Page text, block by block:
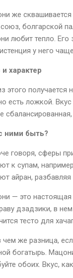
же
болгарской
любит тепло. Его
у него
и характер
этого
есть ложкой.
ними быть?
говоря, сферы
к супам,
айран,
— это настоящая
дзадзики, в
тесто для
чем же разница,
богатырь.
обоих. Вкус,